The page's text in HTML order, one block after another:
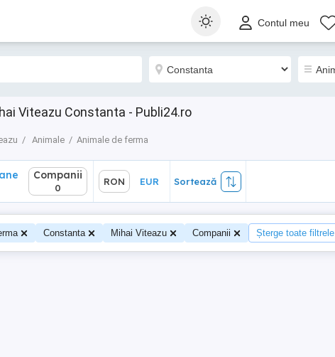
Contul meu
Viteazu Constanta - Publi24.ro
Animale Animale de ferma
Sortează
Companii
0
RON EUR Sortează
Constanta Mihai Viteazu Companii Șterge toate filtrele